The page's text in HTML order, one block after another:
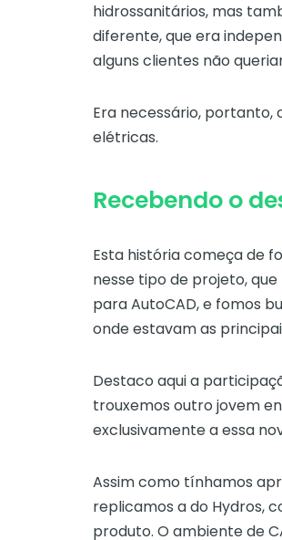
hidrossanitários, mas
diferente, que era
alguns clientes não
Era necessário, portanto,
elétricas.
Recebendo o
Esta história começa de
nesse tipo de projeto,
para AutoCAD, e fomos
onde estavam as
Destaco aqui a
trouxemos outro jovem
exclusivamente a essa
Assim como tínhamos
replicamos a do Hydros,
produto. O ambiente de